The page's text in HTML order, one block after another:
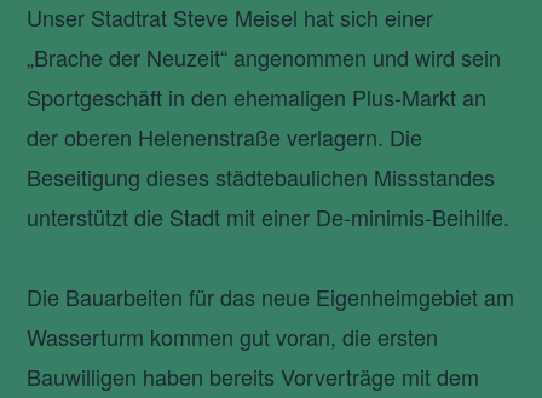
Unser Stadtrat Steve Meisel hat sich einer
„Brache der Neuzeit“ angenommen und wird sein
Sportgeschäft in den ehemaligen Plus-Markt an
der oberen Helenenstraße verlagern. Die
Beseitigung dieses städtebaulichen Missstandes
unterstützt die Stadt mit einer De-minimis-Beihilfe.
Die Bauarbeiten für das neue Eigenheimgebiet am
Wasserturm kommen gut voran, die ersten
Bauwilligen haben bereits Vorverträge mit dem